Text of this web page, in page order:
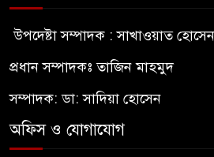
উপদেষ্টা সম্পাদক : সাখাওয়াত
প্রধান সম্পাদকঃ তাজিন মাহমুদ
সম্পাদক: ডা: সাদিয়া হোসেন
অফিস ও যোগাযোগ